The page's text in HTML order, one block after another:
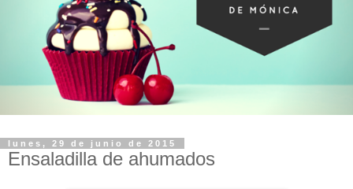
lunes, 29 de junio de 2015
Ensaladilla de ahumados